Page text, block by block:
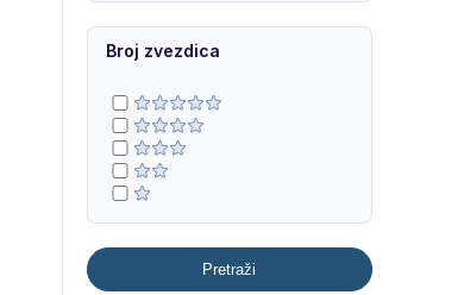
Broj zvezdica
Pretraži